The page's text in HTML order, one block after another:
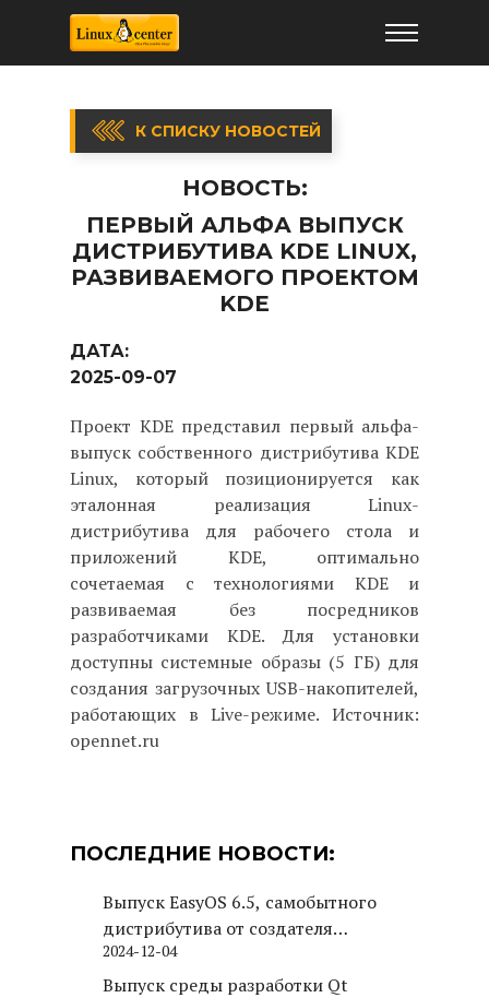
К СПИСКУ НОВОСТЕЙ
НОВОСТЬ:
ПЕРВЫЙ АЛЬФА ВЫПУСК
ДИСТРИБУТИВА KDE LINUX,
РАЗВИВАЕМОГО ПРОЕКТОМ
KDE
ДАТА:
2025-09-07
Проект KDE представил первый альфа-
выпуск собственного дистрибутива KDE
Linux, который позиционируется как
эталонная реализация Linux-
дистрибутива для рабочего стола и
приложений KDE, оптимально
сочетаемая с технологиями KDE и
развиваемая без посредников
разработчиками KDE. Для установки
доступны системные образы (5 ГБ) для
создания загрузочных USB-накопителей,
работающих в Live-режиме. Источник:
opennet.ru
ПОСЛЕДНИЕ НОВОСТИ:
Выпуск EasyOS 6.5, самобытного
дистрибутива от создателя
Puppy Linux
2024-12-04
Выпуск среды разработки Qt